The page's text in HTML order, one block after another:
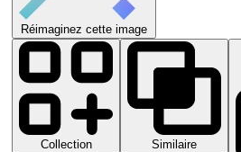
Réimaginez cette image
Collection
Similaire